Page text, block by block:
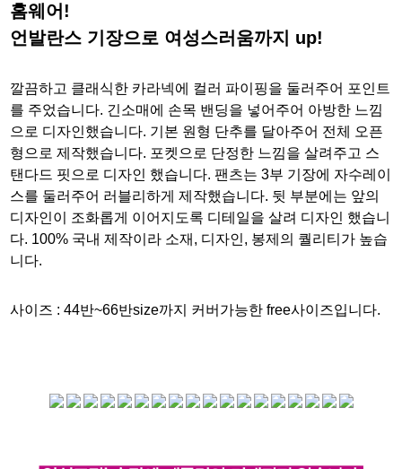
홈웨어!
언발란스 기장으로 여성스러움까지 up!
깔끔하고 클래식한 카라넥에 컬러 파이핑을 둘러주어 포인트
를 주었습니다. 긴소매에 손목 밴딩을 넣어주어 아방한 느낌
으로 디자인했습니다. 기본 원형 단추를 달아주어 전체 오픈
형으로 제작했습니다. 포켓으로 단정한 느낌을 살려주고 스
탠다드 핏으로 디자인 했습니다. 팬츠는 3부 기장에 자수레이
스를 둘러주어 러블리하게 제작했습니다. 뒷 부분에는 앞의
디자인이 조화롭게 이어지도록 디테일을 살려 디자인 했습니
다. 100% 국내 제작이라 소재, 디자인, 봉제의 퀄리티가 높습
니다.
사이즈 : 44반~66반size까지 커버가능한 free사이즈입니다.